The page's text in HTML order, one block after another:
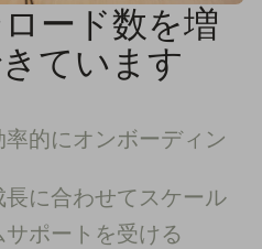
ード数を増
ています
的にオンボーディン
に合わせてスケール
ポートを受ける